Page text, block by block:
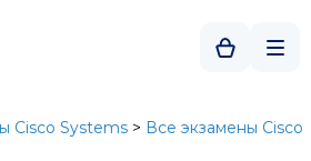
Cisco Systems > Все экзамены Cisco